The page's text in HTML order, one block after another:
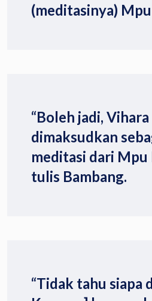
(meditasinya) Mpu
“Boleh jadi,
dimaksudkan
meditasi dari Mpu
tulis Bambang.
“Tidak tahu siapa